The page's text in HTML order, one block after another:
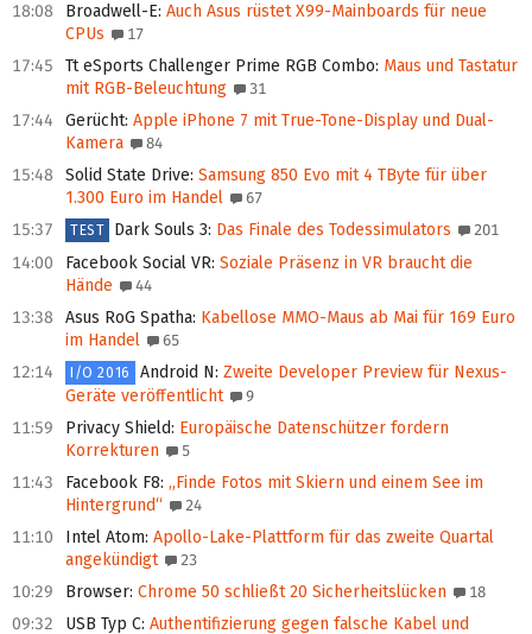
18:08 Broadwell-E: Auch Asus rüstet X99‑Mainboards für neue
CPUs
17
17:45 Tt eSports Challenger Prime RGB Combo: Maus und Tastatur
mit RGB-Beleuchtung
31
17:44 Gerücht: Apple iPhone 7 mit True-Tone-Display und Dual-
Kamera
84
15:48 Solid State Drive: Samsung 850 Evo mit 4 TByte für über
1.300 Euro im Handel
67
15:37 TEST Dark Souls 3: Das Finale des Todessimulators 201
14:00 Facebook Social VR: Soziale Präsenz in VR braucht die
Hände
44
13:38 Asus RoG Spatha: Kabellose MMO-Maus ab Mai für 169 Euro
im Handel
65
12:14 I/O 2016 Android N: Zweite Developer Preview für Nexus-
Geräte veröffentlicht
9
11:59 Privacy Shield: Europäische Datenschützer fordern
Korrekturen
5
11:43 Facebook F8: „Finde Fotos mit Skiern und einem See im
Hintergrund“
24
11:10 Intel Atom: Apollo-Lake-Plattform für das zweite Quartal
angekündigt
23
10:29 Browser: Chrome 50 schließt 20 Sicherheitslücken 18
09:32 USB Typ C: Authentifizierung gegen falsche Kabel und